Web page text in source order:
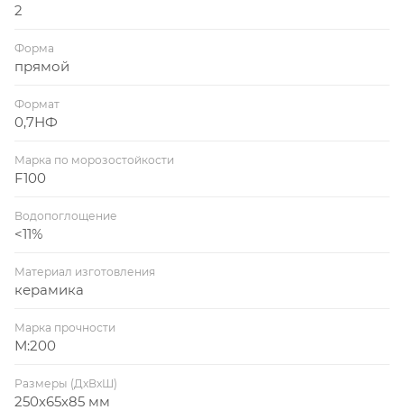
2
Форма
прямой
Формат
0,7НФ
Марка по морозостойкости
F100
Водопоглощение
<11%
Материал изготовления
керамика
Марка прочности
М:200
Размеры (ДхВхШ)
250х65х85 мм